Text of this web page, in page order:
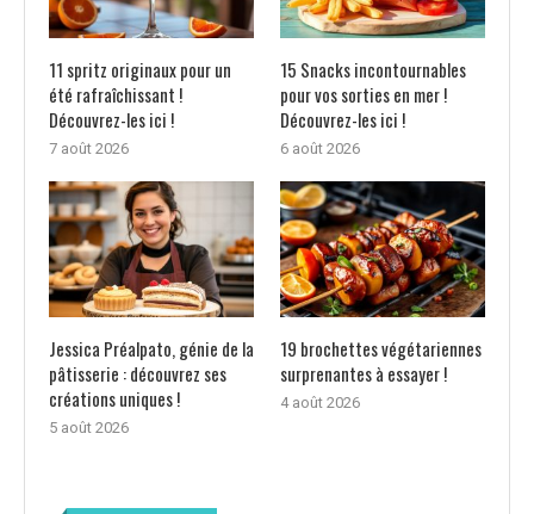
11 spritz originaux pour un
été rafraîchissant !
Découvrez-les ici !
7 août 2026
15 Snacks incontournables
pour vos sorties en mer !
Découvrez-les ici !
6 août 2026
Jessica Préalpato, génie de la
pâtisserie : découvrez ses
créations uniques !
5 août 2026
19 brochettes végétariennes
surprenantes à essayer !
4 août 2026